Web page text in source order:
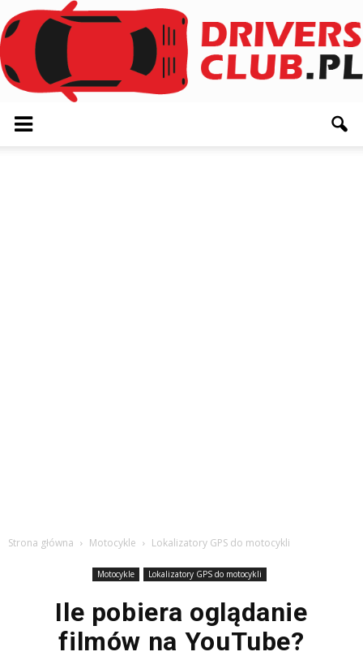
Strona główna Motocykle Lokalizatory GPS do motocykli
Motocykle Lokalizatory GPS do motocykli
Ile pobiera oglądanie
filmów na YouTube?